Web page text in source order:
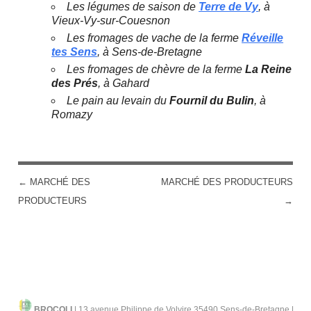
Les légumes de saison de Terre de Vy, à
Vieux-Vy-sur-Couesnon
Les fromages de vache de la fermeRéveille
tes Sens, à Sens-de-Bretagne
Les fromages de chèvre de la fermeLa Reine
des Prés, à Gahard
Le pain au levain duFournil du Bulin, à
Romazy
POST NAVIGATION
← MARCHÉ DES
PRODUCTEURS
MARCHÉ DES PRODUCTEURS
→